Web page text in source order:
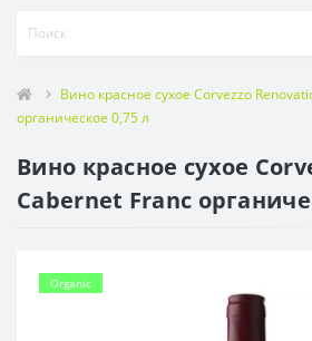
Вино красное сухое Corvezzo
органическое 0,75 л
Вино красное сухое
Cabernet Franc
Organic